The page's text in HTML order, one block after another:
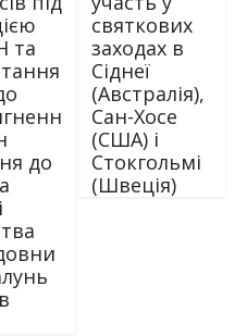
та
до
святкових
заходах в
Сіднеї
(Австралія),
Сан-Хосе
(США) і
Стокгольмі
(Швеція)